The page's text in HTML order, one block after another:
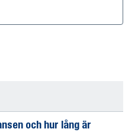
och hur lång är